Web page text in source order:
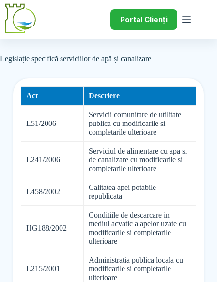
Portal Clienți
Legislație specifică serviciilor de apă și canalizare
Act Descriere
L51/2006
Servicii comunitare de utilitate
publica cu modificarile si
completarile ulterioare
L241/2006
Serviciul de alimentare cu apa si
de canalizare cu modificarile si
completarile ulterioare
L458/2002
Calitatea apei potabile
republicata
HG188/2002
Conditiile de descarcare in
mediul acvatic a apelor uzate cu
modificarile si completarile
ulterioare
L215/2001
Administratia publica locala cu
modificarile si completarile
ulterioare